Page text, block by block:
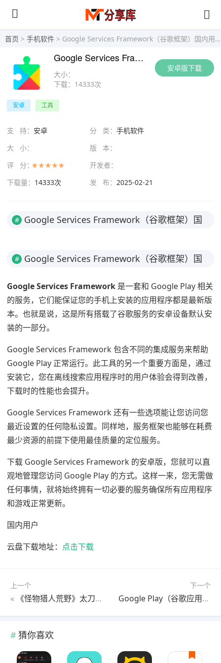
首页 > 手机软件 > Google Services Framework（谷歌框架）国内用户出国必备
安卓版下载
大小：
下载： 14333次
Google Services Framework（谷歌框架）国内用户出国必备
安卓 工具
支 持： 安卓 分 类： 手机软件
大 小：
版 本：
评 分：
开发者：
下载量： 14333次 发 布： 2025-02-21
#
Google Services Framework（谷歌框架）国
#
Google Services Framework（谷歌框架）国
Google Services Framework 是一套和 Google Play 相关
的服务，它们能保证您的手机上安装的应用程序都是最新版
本。也就是说，这是所有搭载了谷歌服务的安卓设备默认安
装的一部分。
Google Services Framework 包含不同的集成服务来帮助
Google Play 正常运行。此工具的另一个重要方面是，通过
安装它，您在离线搜索应用程序时的用户体验会得到改善，
下载时的性能也会提升。
Google Services Framework 还有一些选项能让您访问您
最近设置的任何隐私设置。同样地，服务框架也能够在耗费
最少资源的前提下使用最佳质量的定位服务。
下载 Google Services Framework 的安卓版，您就可以直
观地管理您访问 Google Play 的方式。这样一来，您无需做
任何事情，就将始终拥有一切必要的服务确保所有应用程序
和游戏正常更新。
国内用户
云盘下载地址： 点击下载
上一个
« 《怪物猎人荒野》太刀详细操作教学
下一个
Google Play（谷歌应用商店）
猜你喜欢